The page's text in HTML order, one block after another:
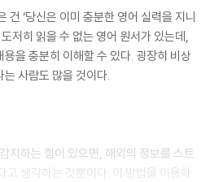
기 쉬운 목표 설정법 . 176
184
환하라 . 190
내보자 . 193
과로 나타나지 않는다 . 203
실력이 쑥쑥 향상된다 . 206
하지 않아도 실력이 안정된다 . 208
건 ‘당신은 이미 충분한 영어 실력을 지니
저히 읽을 수 없는 영어 원서가 있는데,
을 충분히 이해할 수 있다. 굉장히 비상
사람도 많을 것이다.
지하는 힘이 있으면, 해외의 정보를 스트
생각하는 것뿐이다. 이 방법을 이용하